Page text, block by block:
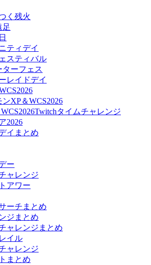
く残火
足
ティデイ
スティバル
ーフェス
レイドデイ
XP＆WCS2026
タイムチャレンジ
2026
イまとめ
ー
ャレンジ
アワー
ーチまとめ
ジまとめ
ャレンジまとめ
イル
ャレンジ
まとめ